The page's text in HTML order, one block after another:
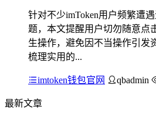
针对不少imToken用户频繁遭
题，本文提醒用户切勿随意点
生操作，避免因不当操作引发
梳理实用的...
imtoken钱包官网 qbadmin
最新文章